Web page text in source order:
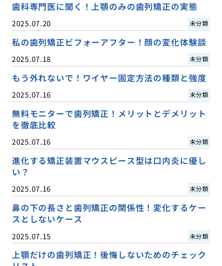
歯科専門医に聞く！上顎のみの歯列矯正の実態
2025.07.20 未分類
私の歯列矯正ビフォーアフター！顔の変化体験談
2025.07.18 未分類
もう外れないで！ワイヤー固定方法の種類と強度
2025.07.16 未分類
無料モニターで歯列矯正！メリットとデメリット
を徹底比較
2025.07.16 未分類
進化する矯正装置マウスピース型は口内炎に優し
い？
2025.07.16 未分類
鼻の下の長さと歯列矯正の関係性！変化するケー
スとしないケース
2025.07.15 未分類
上顎だけの歯列矯正！後悔しないためのチェック